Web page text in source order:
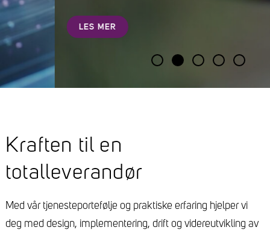
LES MER
Kraften til en
totalleverandør
Med vår tjenesteportefølje og praktiske erfaring hjelper vi
deg med design, implementering, drift og videreutvikling av